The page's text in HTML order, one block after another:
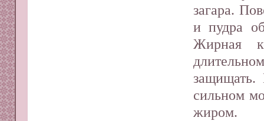
загара.
и пудра
Жирная
защищать.
сильном
жиром.